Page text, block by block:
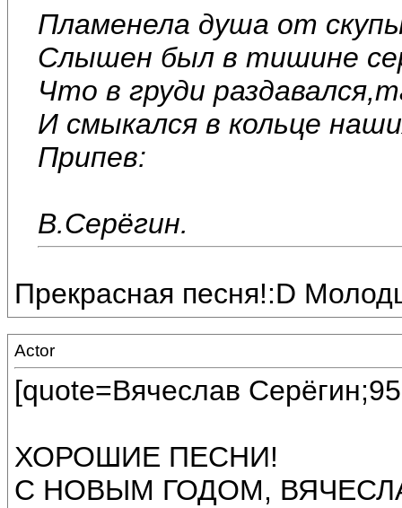
Пламенела душа от
Слышен был в тишине
Что в груди
И смыкался в кольце
Припев:
В.Серёгин.
Прекрасная песня!:D
Actor
[quote=Вячеслав
ХОРОШИЕ ПЕСНИ!
С НОВЫМ ГОДОМ,